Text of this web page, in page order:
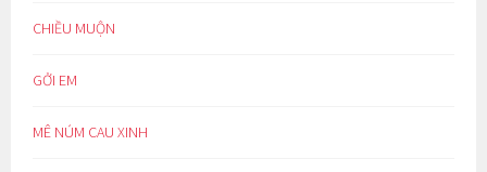
CHIỀU MUỘN
GỞI EM
MÊ NÚM CAU XINH